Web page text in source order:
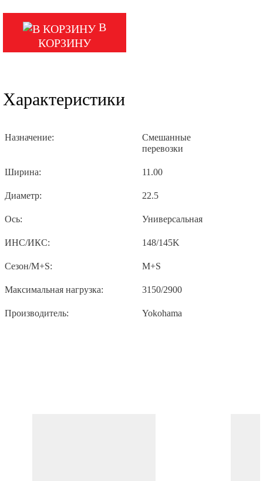
КОРЗИНУ
Характеристики
Назначение:
Смешанные
перевозки
Ширина: 11.00
Диаметр: 22.5
Ось: Универсальная
ИНС/ИКС: 148/145K
Сезон/M+S: M+S
Максимальная нагрузка: 3150/2900
Производитель: Yokohama